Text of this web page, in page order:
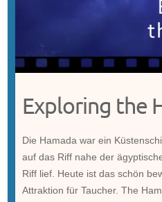
Exploring the
Die Hamada war ein
auf das Riff nahe der
Riff lief. Heute ist das schön
Attraktion für Taucher. The